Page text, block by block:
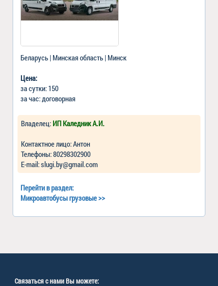
Беларусь | Минская область | Минск
Цена:
за сутки: 150
за час: договорная
Владелец: ИП Каледник А.И.
Контактное лицо: Антон
Телефоны: 80298302900
Е-mail: slugi.by@gmail.com
Перейти в раздел:
Микроавтобусы грузовые>>
Связаться с нами Вы можете: